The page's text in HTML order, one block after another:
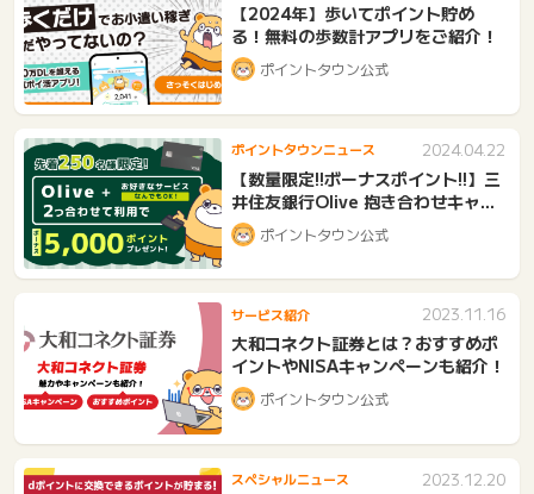
【2024年】歩いてポイント貯め
る！無料の歩数計アプリをご紹介！
ポイントタウン公式
ポイントタウンニュース 2024.04.22
【数量限定!!ボーナスポイント!!】三
井住友銀行Olive 抱き合わせキャン
ペーン開催中
ポイントタウン公式
サービス紹介 2023.11.16
大和コネクト証券とは？おすすめポ
イントやNISAキャンペーンも紹介！
ポイントタウン公式
スペシャルニュース 2023.12.20